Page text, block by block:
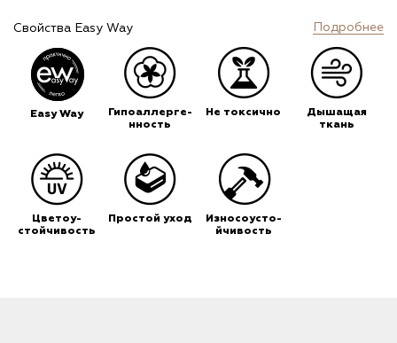
Свойства Easy Way Подробнее
Easy Way
Гипоаллерге-
нность
Не токсично
Дышащая
ткань
Цветоу-
стойчивость
Простой уход
Износоусто-
йчивость